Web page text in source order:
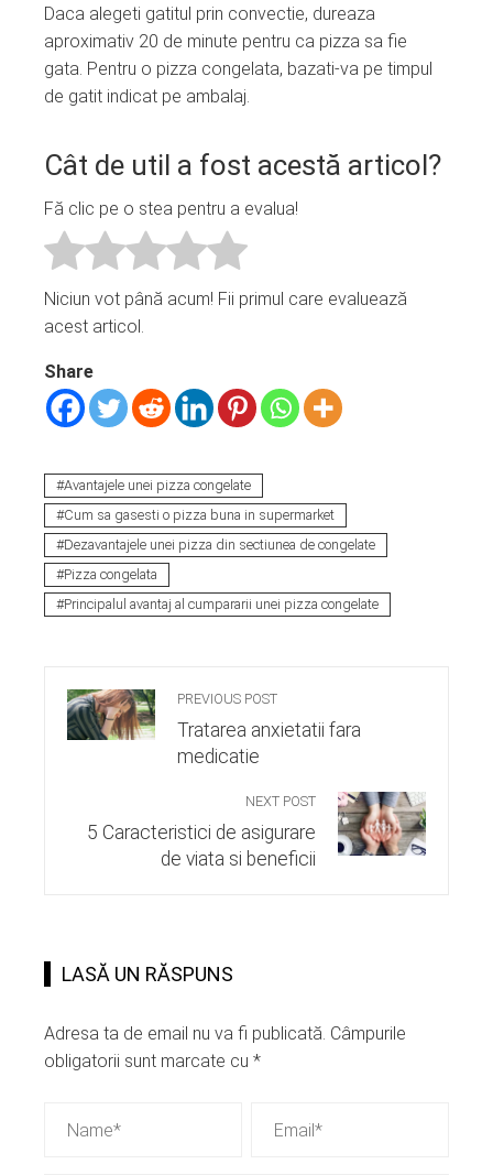
Daca alegeti gatitul prin convectie, dureaza
aproximativ 20 de minute pentru ca pizza sa fie
gata. Pentru o pizza congelata, bazati-va pe timpul
de gatit indicat pe ambalaj.
Cât de util a fost acestă articol?
Fă clic pe o stea pentru a evalua!
Niciun vot până acum! Fii primul care evaluează
acest articol.
Share
Avantajele unei pizza congelate
Cum sa gasesti o pizza buna in supermarket
Dezavantajele unei pizza din sectiunea de congelate
Pizza congelata
Principalul avantaj al cumpararii unei pizza congelate
PREVIOUS POST
Tratarea anxietatii fara
medicatie
NEXT POST
5 Caracteristici de asigurare
de viata si beneficii
LASĂ UN RĂSPUNS
Adresa ta de email nu va fi publicată. Câmpurile
obligatorii sunt marcate cu *